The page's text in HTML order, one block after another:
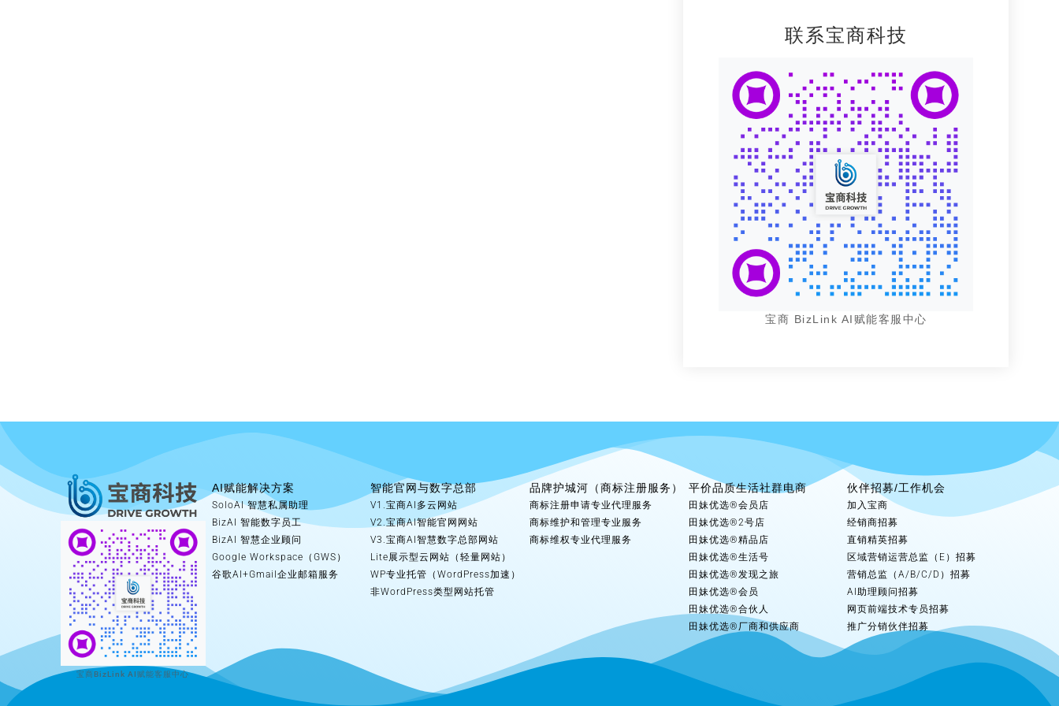
联系宝商科技
宝商 BizLink AI赋能客服中心
宝商BizLink AI赋能客服中心
AI赋能解决方案
SoloAI 智慧私属助理
BizAI 智能数字员工
BizAI 智慧企业顾问
Google Workspace（GWS）
谷歌AI+Gmail企业邮箱服务
智能官网与数字总部
V1.宝商AI多云网站
V2.宝商AI智能官网网站
V3.宝商AI智慧数字总部网站
Lite展示型云网站（轻量网站）
WP专业托管（WordPress加速）
非WordPress类型网站托管
品牌护城河（商标注册服务）
商标注册申请专业代理服务
商标维护和管理专业服务
商标维权专业代理服务
平价品质生活社群电商
田妹优选®会员店
田妹优选®2号店
田妹优选®精品店
田妹优选®生活号
田妹优选®发现之旅
田妹优选®会员
田妹优选®合伙人
田妹优选®厂商和供应商
伙伴招募/工作机会
加入宝商
经销商招募
直销精英招募
区域营销运营总监（E）招募
营销总监（A/B/C/D）招募
AI助理顾问招募
网页前端技术专员招募
推广分销伙伴招募